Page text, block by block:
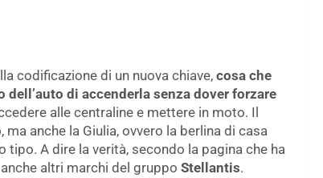
codificazione di un nuova chiave, cosa che
di accenderla senza dover forzare
alle centraline e mettere in moto. Il
anche la Giulia, ovvero la berlina di casa
tipo. A dire la verità, secondo la pagina che ha
altri marchi del gruppo Stellantis.